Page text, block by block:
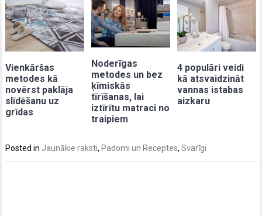
Vienkāršas
metodes kā
novērst paklāja
slīdēšanu uz
grīdas
Noderīgas
metodes un bez
ķīmiskās
tīrīšanas, lai
iztīrītu matraci no
traipiem
4 populāri veidi
kā atsvaidzināt
vannas istabas
aizkaru
Posted in Jaunākie raksti, Padomi un Receptes,Svarīgi